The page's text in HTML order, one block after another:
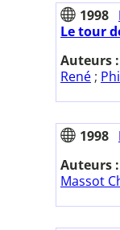
1998
Le tour
Auteurs :
René ;
1998
Auteurs :
Massot